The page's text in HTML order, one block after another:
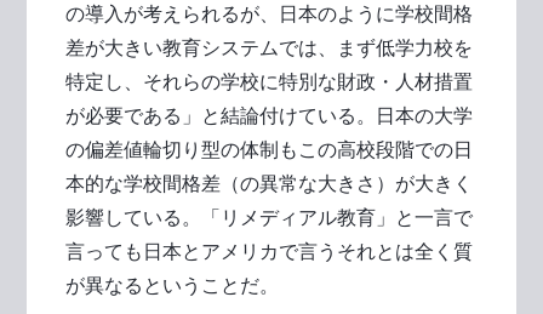
の導入が考えられるが、日本のように学校間格
差が大きい教育システムでは、まず低学力校を
特定し、それらの学校に特別な財政・人材措置
が必要である」と結論付けている。日本の大学
の偏差値輪切り型の体制もこの高校段階での日
本的な学校間格差（の異常な大きさ）が大きく
影響している。「リメディアル教育」と一言で
言っても日本とアメリカで言うそれとは全く質
が異なるということだ。